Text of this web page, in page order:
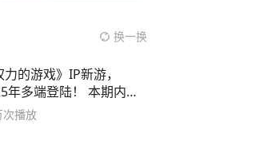
换一换
力的游戏》IP新游，
年多端登陆！ 本期内容
次播放